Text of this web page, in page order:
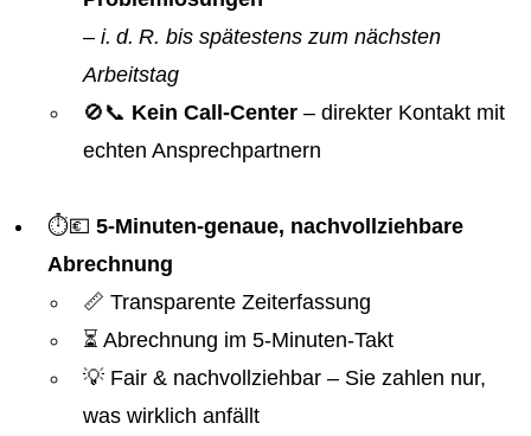
– i. d. R. bis spätestens zum nächsten
Arbeitstag
🚫📞 Kein Call-Center – direkter Kontakt mit
echten Ansprechpartnern
⏱️💶 5-Minuten-genaue, nachvollziehbare
Abrechnung
📏 Transparente Zeiterfassung
⏳ Abrechnung im 5-Minuten-Takt
💡 Fair & nachvollziehbar – Sie zahlen nur,
was wirklich anfällt